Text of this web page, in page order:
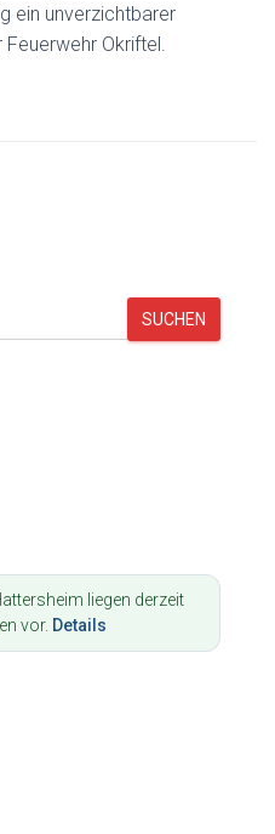
ein unverzichtbarer
Okriftel.
SUCHEN
liegen derzeit
vor. Details